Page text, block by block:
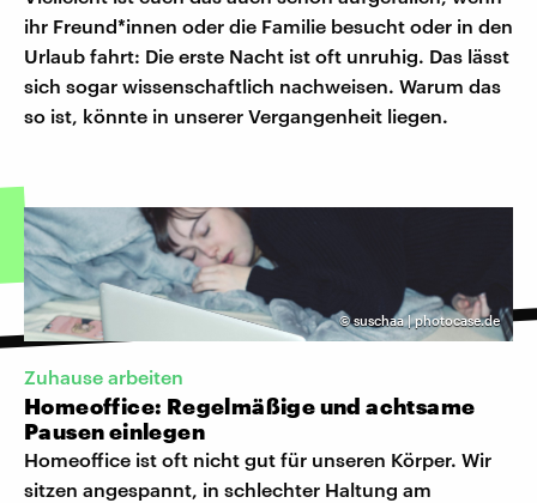
ihr Freund*innen oder die Familie besucht oder in den
Urlaub fahrt: Die erste Nacht ist oft unruhig. Das lässt
sich sogar wissenschaftlich nachweisen. Warum das
so ist, könnte in unserer Vergangenheit liegen.
©suschaa | photocase.de
Zuhause arbeiten
Homeoffice: Regelmäßige und achtsame
Pausen einlegen
Homeoffice ist oft nicht gut für unseren Körper. Wir
sitzen angespannt, in schlechter Haltung am